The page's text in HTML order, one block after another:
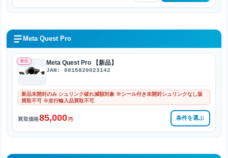
Meta Quest Pro
新品 Meta Quest Pro 【新品】
JAN: 0815820023142
新品未開封のみ シュリンク破れ減額対象 ※シール付き未開封シュリンクなし版
買取不可 ※並行輸入品買取不可.
買取価格85,000 円 条件を選ぶ